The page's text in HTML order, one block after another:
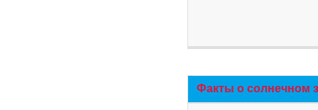
Факты о солнечном